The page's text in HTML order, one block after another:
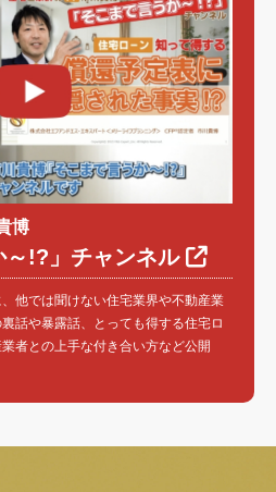
博
～!?」チャンネル
他では聞けない住宅業界や不動産業
話や暴露話、とっても得する住宅ロ
者との上手な付き合い方など公開